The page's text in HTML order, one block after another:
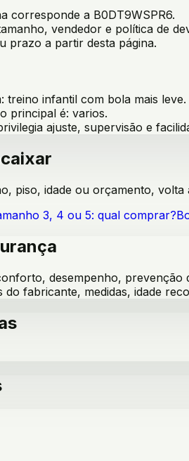
corresponde a B0DT9WSPR6.
vendedor e política de
prazo a partir desta página.
treino infantil com bola mais leve.
principal é: varios.
ajuste, supervisão e
piso, idade ou orçamento,
3, 4 ou 5: qual comprar?
desempenho,
fabricante, medidas, idade